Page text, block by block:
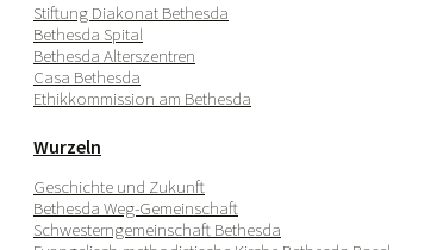
Stiftung Diakonat Bethesda
Bethesda Spital
Bethesda Alterszentren
Casa Bethesda
Ethikkommission am Bethesda
Wurzeln
Geschichte und Zukunft
Bethesda Weg-Gemeinschaft
Schwesterngemeinschaft Bethesda